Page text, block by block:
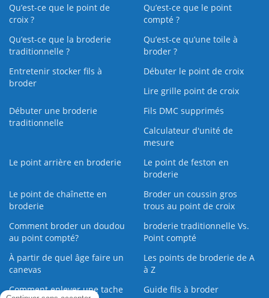
Qu’est-ce que le point de
croix ?
Qu’est-ce que le point
compté ?
Qu’est-ce que la broderie
traditionnelle ?
Qu’est‑ce qu’une toile à
broder ?
Entretenir stocker fils à
broder
Débuter le point de croix
Lire grille point de croix
Débuter une broderie
traditionnelle
Fils DMC supprimés
Calculateur d'unité de
mesure
Le point arrière en broderie
Le point de feston en
broderie
Le point de chaînette en
broderie
Broder un coussin gros
trous au point de croix
Comment broder un doudou
au point compté?
broderie traditionnelle Vs.
Point compté
À partir de quel âge faire un
canevas
Les points de broderie de A
à Z
Comment enlever une tache
Guide fils à broder